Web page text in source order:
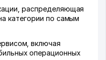
распределяющая
категории по самым
включая
операционных